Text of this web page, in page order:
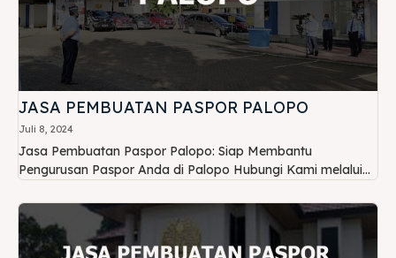
JASA PEMBUATAN PASPOR PALOPO
Juli 8, 2024
Jasa Pembuatan Paspor Palopo: Siap Membantu
Pengurusan Paspor Anda di Palopo Hubungi Kami melalui...